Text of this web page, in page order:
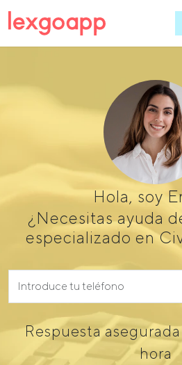
Hola, soy
¿Necesitas ayuda
especializado en
Respuesta
hora